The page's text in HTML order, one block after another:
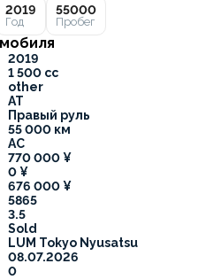
2019
Год
55000
Пробег
2019
1 500 cc
other
AT
Правый руль
55 000 км
AC
770 000 ¥
0 ¥
676 000 ¥
5865
3.5
Sold
LUM Tokyo Nyusatsu
08.07.2026
0